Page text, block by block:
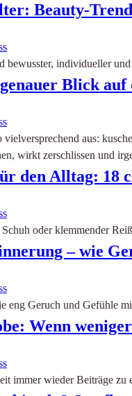
Beauty-
individueller
Blick
vielversprechend aus:
wirkt zerschlissen und
den Alltag: 18
oder klemmender
– wie
eng Geruch und Gefühle
Wenn
immer wieder Beiträge zu